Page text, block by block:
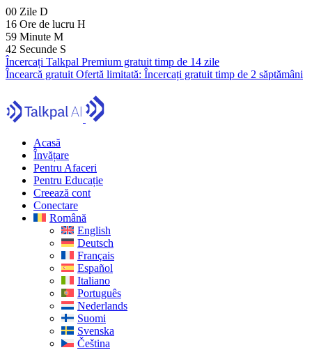
00 Zile D
16 Ore de lucru H
59 Minute M
41 Secunde S
Încercați Talkpal Premium gratuit timp de 14 zile
Încearcă gratuit Ofertă limitată: Încercați gratuit timp de 2 săptămâni
Acasă
Învățare
Pentru Afaceri
Pentru Educație
Creează cont
Conectare
Română
English
Deutsch
Français
Español
Italiano
Português
Nederlands
Suomi
Svenska
Čeština